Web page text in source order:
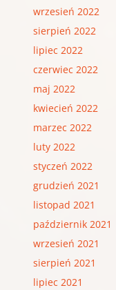
wrzesień 2022
sierpień 2022
lipiec 2022
czerwiec 2022
maj 2022
kwiecień 2022
marzec 2022
luty 2022
styczeń 2022
grudzień 2021
listopad 2021
październik 2021
wrzesień 2021
sierpień 2021
lipiec 2021